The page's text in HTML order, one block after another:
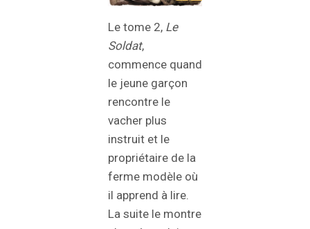
Le tome 2, Le
Soldat,
commence quand
le jeune garçon
rencontre le
vacher plus
instruit et le
propriétaire de la
ferme modèle où
il apprend à lire.
La suite le montre